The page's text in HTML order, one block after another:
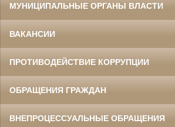
МУНИЦИПАЛЬНЫЕ ОРГАНЫ ВЛАСТИ
ВАКАНСИИ
ПРОТИВОДЕЙСТВИЕ КОРРУПЦИИ
ОБРАЩЕНИЯ ГРАЖДАН
ВНЕПРОЦЕССУАЛЬНЫЕ ОБРАЩЕНИЯ